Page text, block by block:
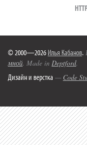
© 2000—2026 Илья Кабанов.
мной. Made in Deptford.
Дизайн и верстка — Code